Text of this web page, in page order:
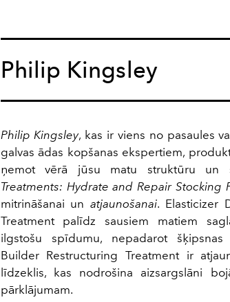
Philip Kingsley
Philip Kingsley, kas ir viens no pasaules
galvas ādas kopšanas ekspertiem,
ņemot vērā jūsu matu struktūru un
Treatments: Hydrate and Repair Stocking
mitrināšanai unatjaunošanai. Elasticizer
Treatment palīdz sausiem matiem
ilgstošu spīdumu, nepadarot šķipsnas
Builder Restructuring Treatment ir
līdzeklis, kas nodrošina aizsargslāni
pārklājumam.